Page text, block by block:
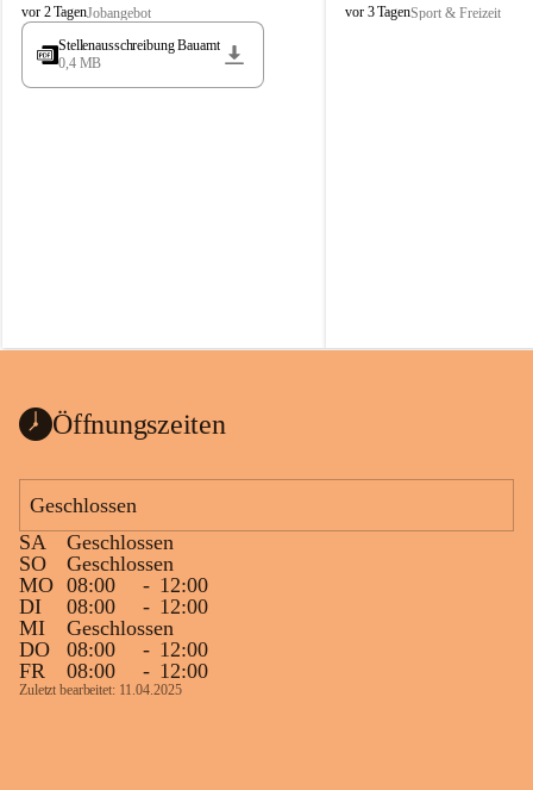
S
t
s
vor 2 TagenJobangebot
Stellenausschreibung Bauamt
0,4 MB
S
vor 3 TagenSport & Freizeit
Öffnungszeiten
Geschlossen
SA
Geschlossen
SO
Geschlossen
MO 08:00 - 12:00
DI
08:00 - 12:00
MI
Geschlossen
DO
08:00 - 12:00
FR
08:00 - 12:00
Zuletzt bearbeitet: 11.04.2025